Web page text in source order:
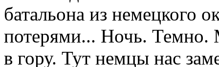
батальона из немецкого
потерями... Ночь. Темно.
в гору. Тут немцы нас